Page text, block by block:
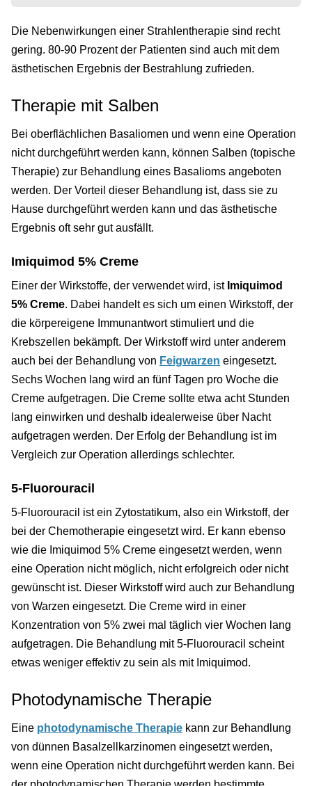
Die Nebenwirkungen einer Strahlentherapie sind recht
gering. 80-90 Prozent der Patienten sind auch mit dem
ästhetischen Ergebnis der Bestrahlung zufrieden.
Therapie mit Salben
Bei oberflächlichen Basaliomen und wenn eine Operation
nicht durchgeführt werden kann, können Salben (topische
Therapie) zur Behandlung eines Basalioms angeboten
werden. Der Vorteil dieser Behandlung ist, dass sie zu
Hause durchgeführt werden kann und das ästhetische
Ergebnis oft sehr gut ausfällt.
Imiquimod 5% Creme
Einer der Wirkstoffe, der verwendet wird, ist Imiquimod
5% Creme. Dabei handelt es sich um einen Wirkstoff, der
die körpereigene Immunantwort stimuliert und die
Krebszellen bekämpft. Der Wirkstoff wird unter anderem
auch bei der Behandlung von Feigwarzen eingesetzt.
Sechs Wochen lang wird an fünf Tagen pro Woche die
Creme aufgetragen. Die Creme sollte etwa acht Stunden
lang einwirken und deshalb idealerweise über Nacht
aufgetragen werden. Der Erfolg der Behandlung ist im
Vergleich zur Operation allerdings schlechter.
5-Fluorouracil
5-Fluorouracil ist ein Zytostatikum, also ein Wirkstoff, der
bei der Chemotherapie eingesetzt wird. Er kann ebenso
wie die Imiquimod 5% Creme eingesetzt werden, wenn
eine Operation nicht möglich, nicht erfolgreich oder nicht
gewünscht ist. Dieser Wirkstoff wird auch zur Behandlung
von Warzen eingesetzt. Die Creme wird in einer
Konzentration von 5% zwei mal täglich vier Wochen lang
aufgetragen. Die Behandlung mit 5-Fluorouracil scheint
etwas weniger effektiv zu sein als mit Imiquimod.
Photodynamische Therapie
Eine photodynamische Therapie kann zur Behandlung
von dünnen Basalzellkarzinomen eingesetzt werden,
wenn eine Operation nicht durchgeführt werden kann. Bei